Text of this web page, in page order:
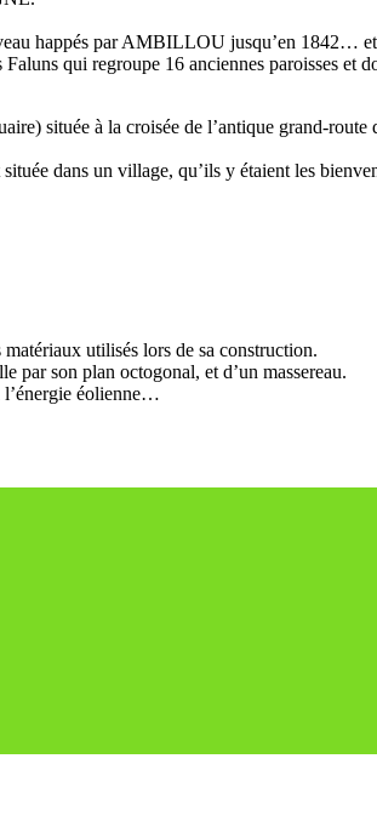
happés par AMBILLOU jusqu’en 1842…
qui regroupe 16 anciennes paroisses et
située à la croisée de l’antique grand-
dans un village, qu’ils y étaient les
utilisés lors de sa construction.
par son plan octogonal, et d’un massereau.
l’énergie éolienne…